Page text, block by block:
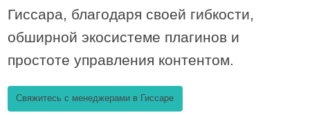
Гиссара, благодаря своей гибкости,
обширной экосистеме плагинов и
простоте управления контентом.
Свяжитесь с менеджерами в Гиссаре